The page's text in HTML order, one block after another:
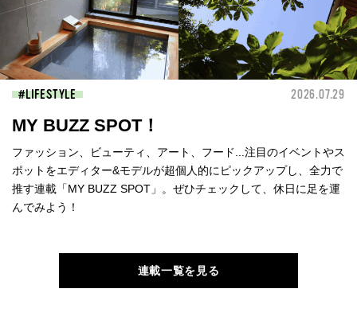
LIFESTYLE 2026.07.29
MY BUZZ SPOT！
ファッション、ビューティ、アート、フード...注目のイベントやス
ポットをエディター&モデルが超個人的にピックアップし、全力で
推す連載「MY BUZZ SPOT」。ぜひチェックして、休日に足を運
んでみよう！
連載一覧を見る